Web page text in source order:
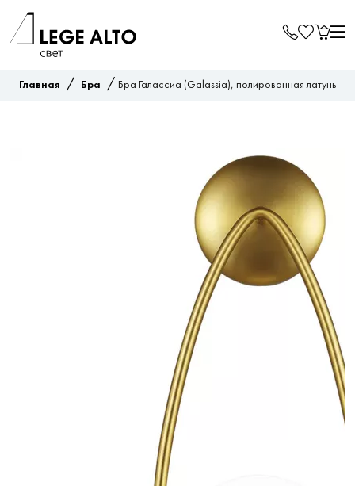
Главная / Бра / Бра Галассиа (Galassia), полированная латунь